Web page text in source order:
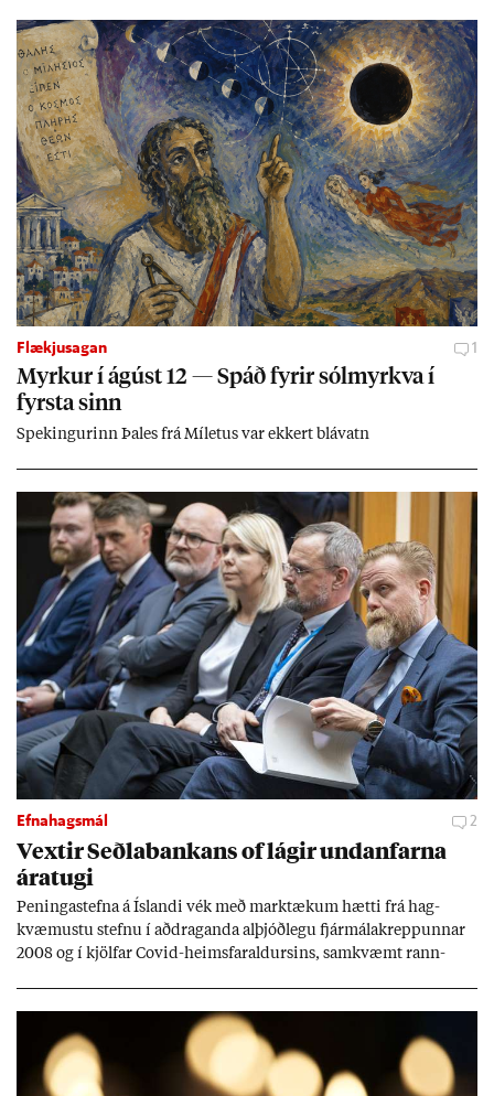
Flækjusagan 1
Myrk­ur í ág­úst 12 — Spáð fyr­ir sól­myrkva í
fyrsta sinn
Spek­ing­ur­inn Þa­les frá Míletus var ekk­ert blá­vatn
Efnahagsmál 2
Vext­ir Seðla­bank­ans of lág­ir und­an­farna
ára­tugi
Pen­inga­stefna á Ís­landi vék með mark­tæk­um hætti frá hag­
kvæm­ustu stefnu í að­drag­anda al­þjóð­legu fjár­málakrepp­unn­ar
2008 og í kjöl­far Covid-heims­far­ald­urs­ins, sam­kvæmt rann­